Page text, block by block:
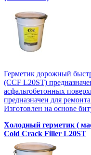
Герметик дорожный
(CCF L20SТ)
асфальтобетонных
предназначен для
Изготовлен на основе
Холодный герметик (
Cold Crack Filler L20SТ